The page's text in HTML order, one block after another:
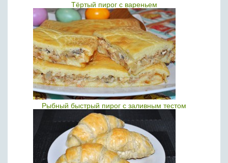
Тёртый пирог с вареньем
Рыбный быстрый пирог с заливным тестом